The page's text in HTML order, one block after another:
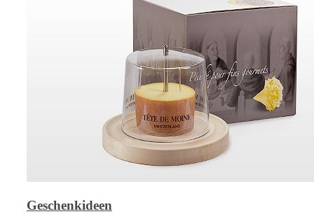
Geschenkideen